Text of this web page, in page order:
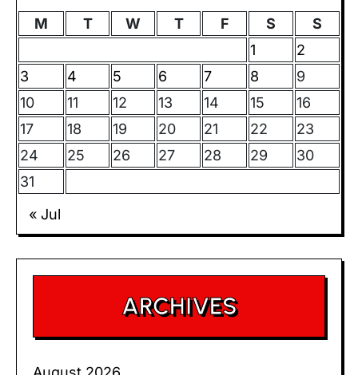
M
T W T F S
S
1
2
3
4 5 6 7 8
9
10
11 12 13 14 15
16
17
18 19 20 21 22
23
24
25 26 27 28 29
30
31
« Jul
ARCHIVES